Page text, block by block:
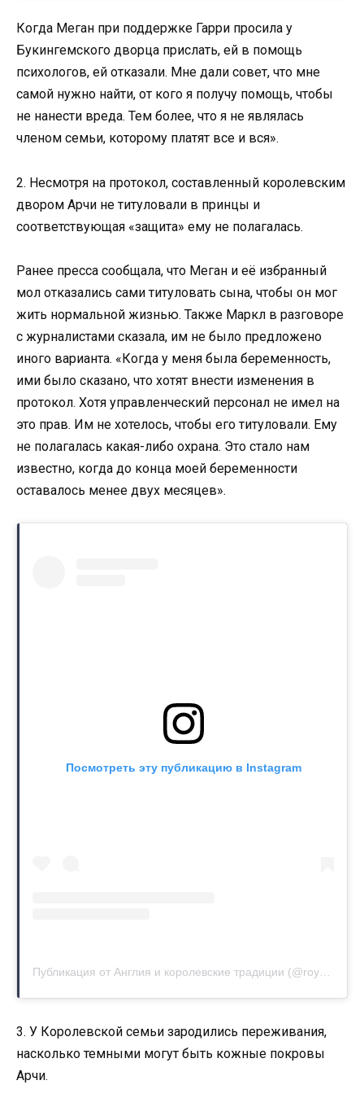
Когда Меган при поддержке Гарри просила у
Букингемского дворца прислать, ей в помощь
психологов, ей отказали. Мне дали совет, что мне
самой нужно найти, от кого я получу помощь, чтобы
не нанести вреда. Тем более, что я не являлась
членом семьи, которому платят все и вся».
2. Несмотря на протокол, составленный королевским
двором Арчи не титуловали в принцы и
соответствующая «защита» ему не полагалась.
Ранее пресса сообщала, что Меган и её избранный
мол отказались сами титуловать сына, чтобы он мог
жить нормальной жизнью. Также Маркл в разговоре
с журналистами сказала, им не было предложено
иного варианта. «Когда у меня была беременность,
ими было сказано, что хотят внести изменения в
протокол. Хотя управленческий персонал не имел на
это прав. Им не хотелось, чтобы его титуловали. Ему
не полагалась какая-либо охрана. Это стало нам
известно, когда до конца моей беременности
оставалось менее двух месяцев».
Посмотреть эту публикацию в Instagram
3. У Королевской семьи зародились переживания,
насколько темными могут быть кожные покровы
Арчи.